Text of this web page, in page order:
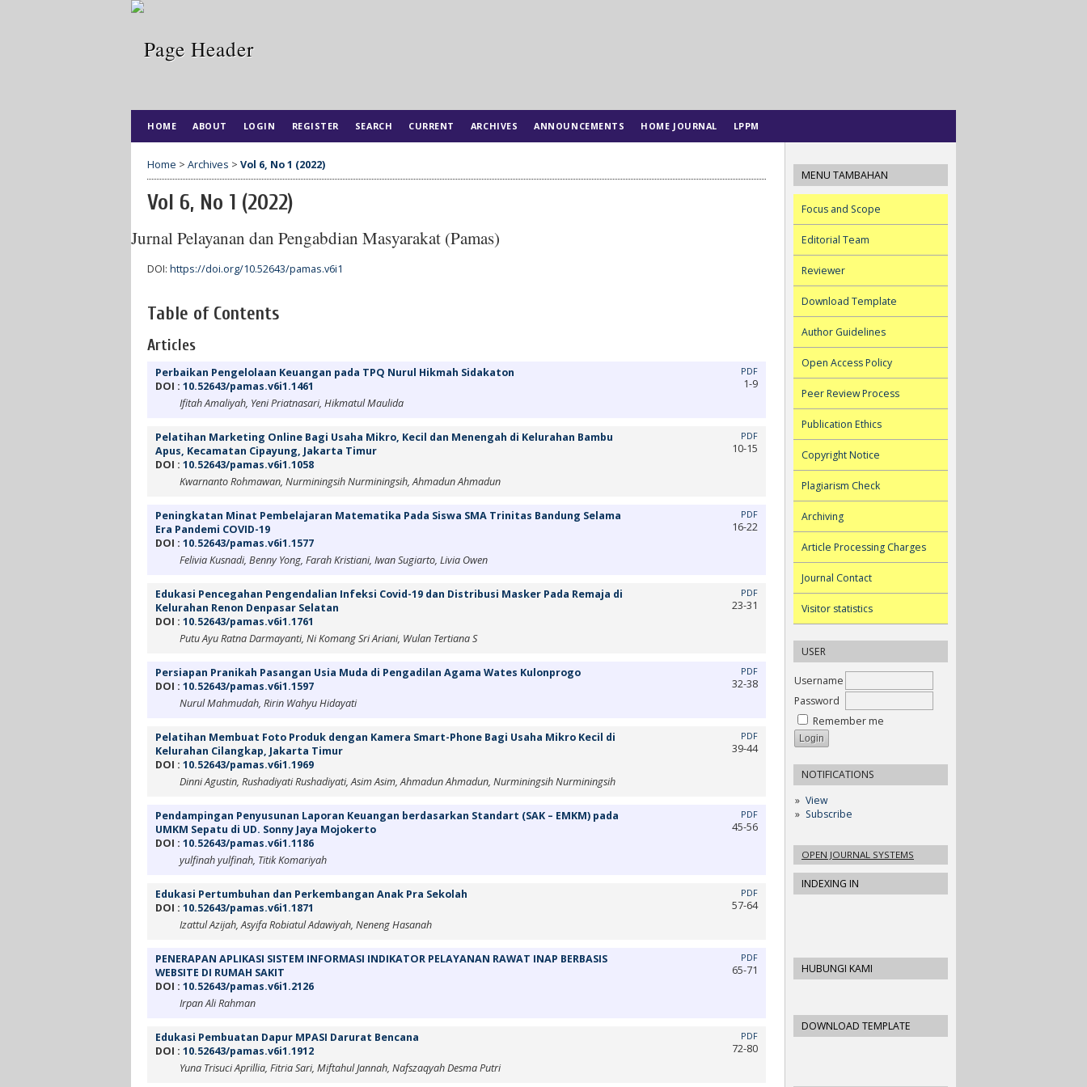
MENU TAMBAHAN
Focus and Scope
Editorial Team
Reviewer
Download Template
Author Guidelines
Open Access Policy
Peer Review Process
Publication Ethics
Copyright Notice
Plagiarism Check
Archiving
Article Processing Charges
Journal Contact
Visitor statistics
USER
Username
Password
Remember me
NOTIFICATIONS
View
Subscribe
OPEN JOURNAL SYSTEMS
INDEXING IN
HUBUNGI KAMI
DOWNLOAD TEMPLATE
HOME ABOUT LOGIN REGISTER SEARCH CURRENT ARCHIVES ANNOUNCEMENTS HOME JOURNAL LPPM
Home > Archives > Vol 6, No 1 (2022)
Vol 6, No 1 (2022)
Jurnal Pelayanan dan Pengabdian Masyarakat (Pamas)
DOI: https://doi.org/10.52643/pamas.v6i1
Table of Contents
Articles
Perbaikan Pengelolaan Keuangan pada TPQ Nurul Hikmah Sidakaton
DOI : 10.52643/pamas.v6i1.1461
Ifitah Amaliyah, Yeni Priatnasari, Hikmatul Maulida
PDF
1-9
Pelatihan Marketing Online Bagi Usaha Mikro, Kecil dan Menengah di Kelurahan Bambu
Apus, Kecamatan Cipayung, Jakarta Timur
DOI : 10.52643/pamas.v6i1.1058
Kwarnanto Rohmawan, Nurminingsih Nurminingsih, Ahmadun Ahmadun
PDF
10-15
Peningkatan Minat Pembelajaran Matematika Pada Siswa SMA Trinitas Bandung Selama
Era Pandemi COVID-19
DOI : 10.52643/pamas.v6i1.1577
Felivia Kusnadi, Benny Yong, Farah Kristiani, Iwan Sugiarto, Livia Owen
PDF
16-22
Edukasi Pencegahan Pengendalian Infeksi Covid-19 dan Distribusi Masker Pada Remaja di
Kelurahan Renon Denpasar Selatan
DOI : 10.52643/pamas.v6i1.1761
Putu Ayu Ratna Darmayanti, Ni Komang Sri Ariani, Wulan Tertiana S
PDF
23-31
Persiapan Pranikah Pasangan Usia Muda di Pengadilan Agama Wates Kulonprogo
DOI : 10.52643/pamas.v6i1.1597
Nurul Mahmudah, Ririn Wahyu Hidayati
PDF
32-38
Pelatihan Membuat Foto Produk dengan Kamera Smart-Phone Bagi Usaha Mikro Kecil di
Kelurahan Cilangkap, Jakarta Timur
DOI : 10.52643/pamas.v6i1.1969
Dinni Agustin, Rushadiyati Rushadiyati, Asim Asim, Ahmadun Ahmadun, Nurminingsih Nurminingsih
PDF
39-44
Pendampingan Penyusunan Laporan Keuangan berdasarkan Standart (SAK – EMKM) pada
UMKM Sepatu di UD. Sonny Jaya Mojokerto
DOI : 10.52643/pamas.v6i1.1186
yulfinah yulfinah, Titik Komariyah
PDF
45-56
Edukasi Pertumbuhan dan Perkembangan Anak Pra Sekolah
DOI : 10.52643/pamas.v6i1.1871
Izattul Azijah, Asyifa Robiatul Adawiyah, Neneng Hasanah
PDF
57-64
PENERAPAN APLIKASI SISTEM INFORMASI INDIKATOR PELAYANAN RAWAT INAP BERBASIS
WEBSITE DI RUMAH SAKIT
DOI : 10.52643/pamas.v6i1.2126
Irpan Ali Rahman
PDF
65-71
Edukasi Pembuatan Dapur MPASI Darurat Bencana
DOI : 10.52643/pamas.v6i1.1912
Yuna Trisuci Aprillia, Fitria Sari, Miftahul Jannah, Nafszaqyah Desma Putri
PDF
72-80